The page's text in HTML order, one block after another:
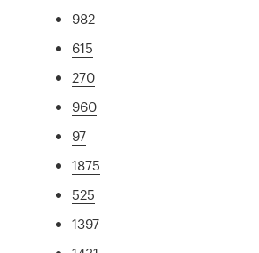
982
615
270
960
97
1875
525
1397